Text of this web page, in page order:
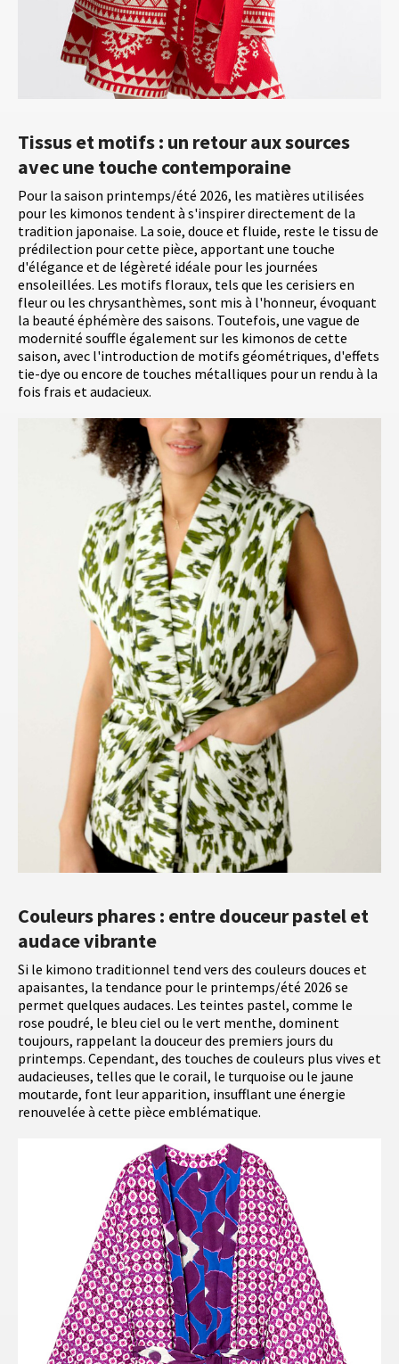
Tissus et motifs : un retour aux sources
avec une touche contemporaine
Pour la saison printemps/été 2026, les matières utilisées
pour les kimonos tendent à s'inspirer directement de la
tradition japonaise. La soie, douce et fluide, reste le tissu de
prédilection pour cette pièce, apportant une touche
d'élégance et de légèreté idéale pour les journées
ensoleillées. Les motifs floraux, tels que les cerisiers en
fleur ou les chrysanthèmes, sont mis à l'honneur, évoquant
la beauté éphémère des saisons. Toutefois, une vague de
modernité souffle également sur les kimonos de cette
saison, avec l'introduction de motifs géométriques, d'effets
tie-dye ou encore de touches métalliques pour un rendu à la
fois frais et audacieux.
Couleurs phares : entre douceur pastel et
audace vibrante
Si le kimono traditionnel tend vers des couleurs douces et
apaisantes, la tendance pour le printemps/été 2026 se
permet quelques audaces. Les teintes pastel, comme le
rose poudré, le bleu ciel ou le vert menthe, dominent
toujours, rappelant la douceur des premiers jours du
printemps. Cependant, des touches de couleurs plus vives et
audacieuses, telles que le corail, le turquoise ou le jaune
moutarde, font leur apparition, insufflant une énergie
renouvelée à cette pièce emblématique.